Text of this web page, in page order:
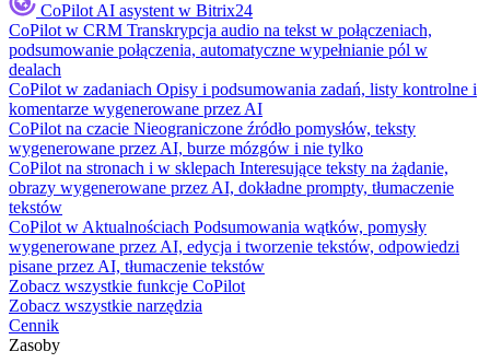
CoPilot AI asystent w Bitrix24
CoPilot w CRM Transkrypcja audio na tekst w połączeniach,
podsumowanie połączenia, automatyczne wypełnianie pól w
dealach
CoPilot w zadaniach Opisy i podsumowania zadań, listy kontrolne i
komentarze wygenerowane przez AI
CoPilot na czacie Nieograniczone źródło pomysłów, teksty
wygenerowane przez AI, burze mózgów i nie tylko
CoPilot na stronach i w sklepach Interesujące teksty na żądanie,
obrazy wygenerowane przez AI, dokładne prompty, tłumaczenie
tekstów
CoPilot w Aktualnościach Podsumowania wątków, pomysły
wygenerowane przez AI, edycja i tworzenie tekstów, odpowiedzi
pisane przez AI, tłumaczenie tekstów
Zobacz wszystkie funkcje CoPilot
Zobacz wszystkie narzędzia
Cennik
Zasoby